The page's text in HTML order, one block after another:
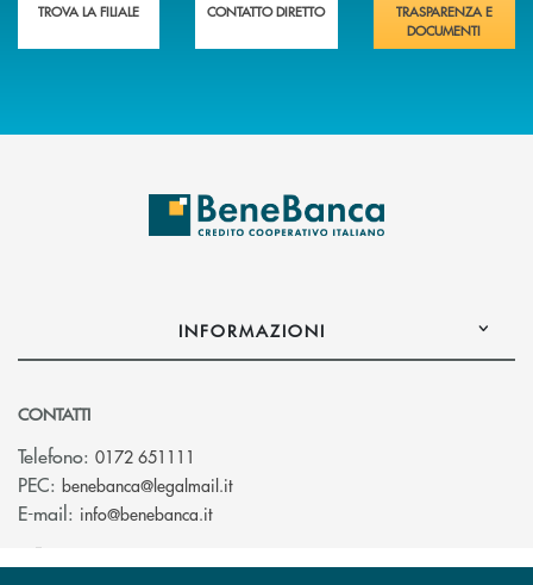
TROVA LA FILIALE CONTATTO DIRETTO
TRASPARENZA E
DOCUMENTI
INFORMAZIONI
CONTATTI
Telefono: 0172 651111
PEC: benebanca@legalmail.it(si apre l’app di posta elettronica)
E-mail: info@benebanca.it(si apre l’app di posta elettronica)